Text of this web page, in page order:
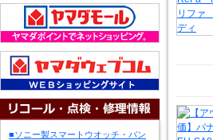
■ソニー製スマートウオッチ・バン